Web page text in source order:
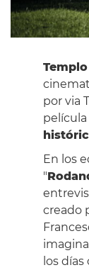
por via
película
En los
"
creado
los